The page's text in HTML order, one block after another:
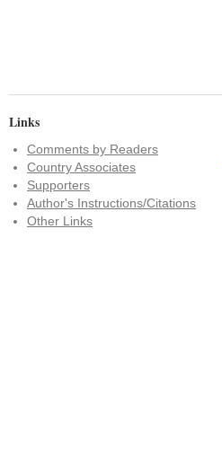
Links
Comments by Readers
Country Associates
Supporters
Author's Instructions/Citations
Other Links